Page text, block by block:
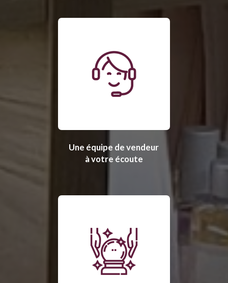
Une équipe de vendeur
à votre écoute